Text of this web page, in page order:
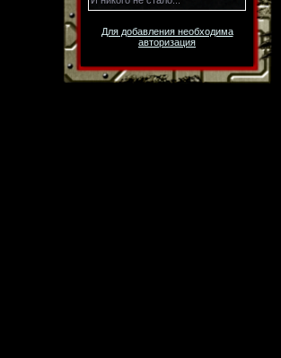
Для добавления необходима
авторизация